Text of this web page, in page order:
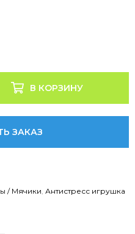
В КОРЗИНУ
ЗАКАЗ
/ Мячики Антистресс игрушка